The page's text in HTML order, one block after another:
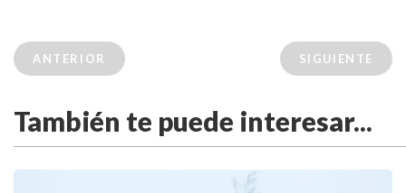
ANTERIOR SIGUIENTE
También te puede interesar...